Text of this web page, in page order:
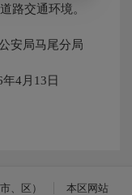
路交通环境。
公安局马尾分局
年4月13日
、区） 本区网站